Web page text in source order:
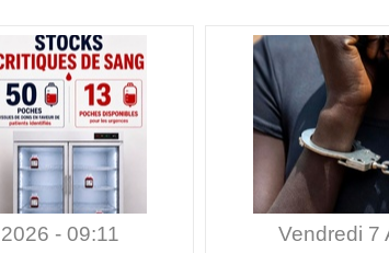
- 09:11 Vendredi 7